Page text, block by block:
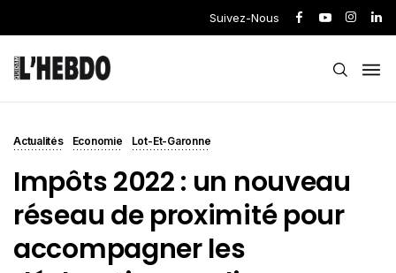
Suivez-Nous
Actualités Economie Lot-Et-Garonne
Impôts 2022 : un nouveau
réseau de proximité pour
accompagner les